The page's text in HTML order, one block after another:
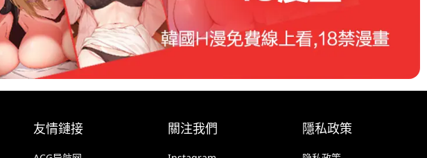
友情鏈接 關注我們 隱私政策